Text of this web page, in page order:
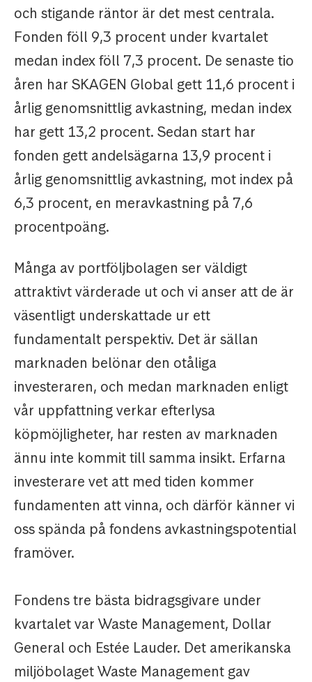
och stigande räntor är det mest centrala.
Fonden föll 9,3 procent under kvartalet
medan index föll 7,3 procent. De senaste tio
åren har SKAGEN Global gett 11,6 procent i
årlig genomsnittlig avkastning, medan index
har gett 13,2 procent. Sedan start har
fonden gett andelsägarna 13,9 procent i
årlig genomsnittlig avkastning, mot index på
6,3 procent, en meravkastning på 7,6
procentpoäng.
Många av portföljbolagen ser väldigt
attraktivt värderade ut och vi anser att de är
väsentligt underskattade ur ett
fundamentalt perspektiv. Det är sällan
marknaden belönar den otåliga
investeraren, och medan marknaden enligt
vår uppfattning verkar efterlysa
köpmöjligheter, har resten av marknaden
ännu inte kommit till samma insikt. Erfarna
investerare vet att med tiden kommer
fundamenten att vinna, och därför känner vi
oss spända på fondens avkastningspotential
framöver.
Fondens tre bästa bidragsgivare under
kvartalet var Waste Management, Dollar
General och Estée Lauder. Det amerikanska
miljöbolaget Waste Management gav